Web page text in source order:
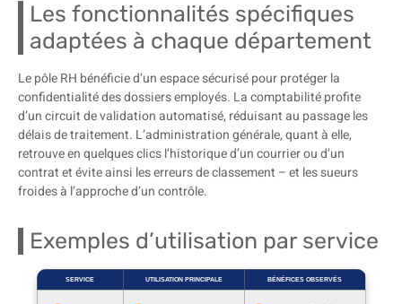
Les fonctionnalités spécifiques
adaptées à chaque département
Le pôle RH bénéficie d’un espace sécurisé pour protéger la
confidentialité des dossiers employés. La comptabilité profite
d’un circuit de validation automatisé, réduisant au passage les
délais de traitement. L’administration générale, quant à elle,
retrouve en quelques clics l’historique d’un courrier ou d’un
contrat et évite ainsi les erreurs de classement – et les sueurs
froides à l’approche d’un contrôle.
Exemples d’utilisation par service
SERVICE UTILISATION PRINCIPALE BÉNÉFICES OBSERVÉS